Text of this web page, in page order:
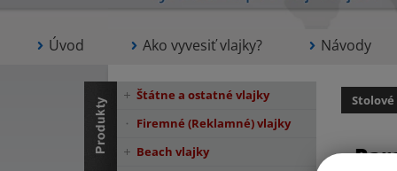
Úvod Ako vyvesiť vlajky? Návody
Štátne a ostatné vlajky
Firemné (Reklamné) vlajky
Beach vlajky